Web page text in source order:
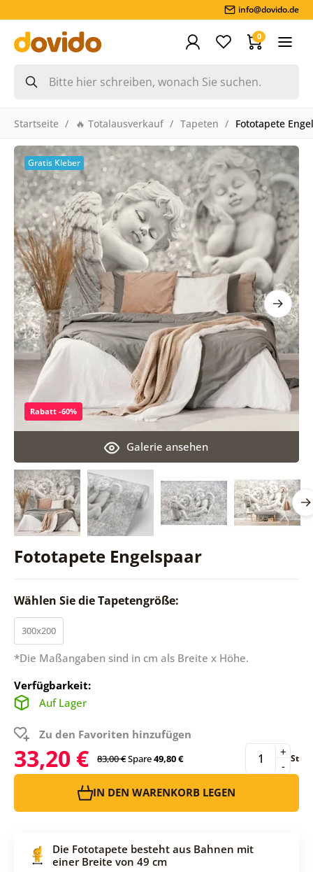
info@dovido.de
0
Startseite 🔥 Totalausverkauf Tapeten Fototapete
Fototapete Engelspaar
Galerie ansehen
Rabatt -60%
Gratis Kleber
Wählen Sie die Tapetengröße:
300x200
*Die Maßangaben sind in cm als Breite x Höhe.
Verfügbarkeit:
Auf Lager
Zu den Favoriten hinzufügen
33,20 € 83,00 €Spare49,80 € -
+ St
IN DEN WARENKORB LEGEN
Die Fototapete besteht aus Bahnen mit
einer Breite von 49 cm